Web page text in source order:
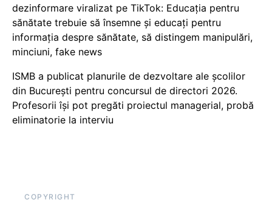
dezinformare viralizat pe TikTok: Educația pentru
sănătate trebuie să însemne și educați pentru
informația despre sănătate, să distingem manipulări,
minciuni, fake news
ISMB a publicat planurile de dezvoltare ale școlilor
din București pentru concursul de directori 2026.
Profesorii își pot pregăti proiectul managerial, probă
eliminatorie la interviu
COPYRIGHT